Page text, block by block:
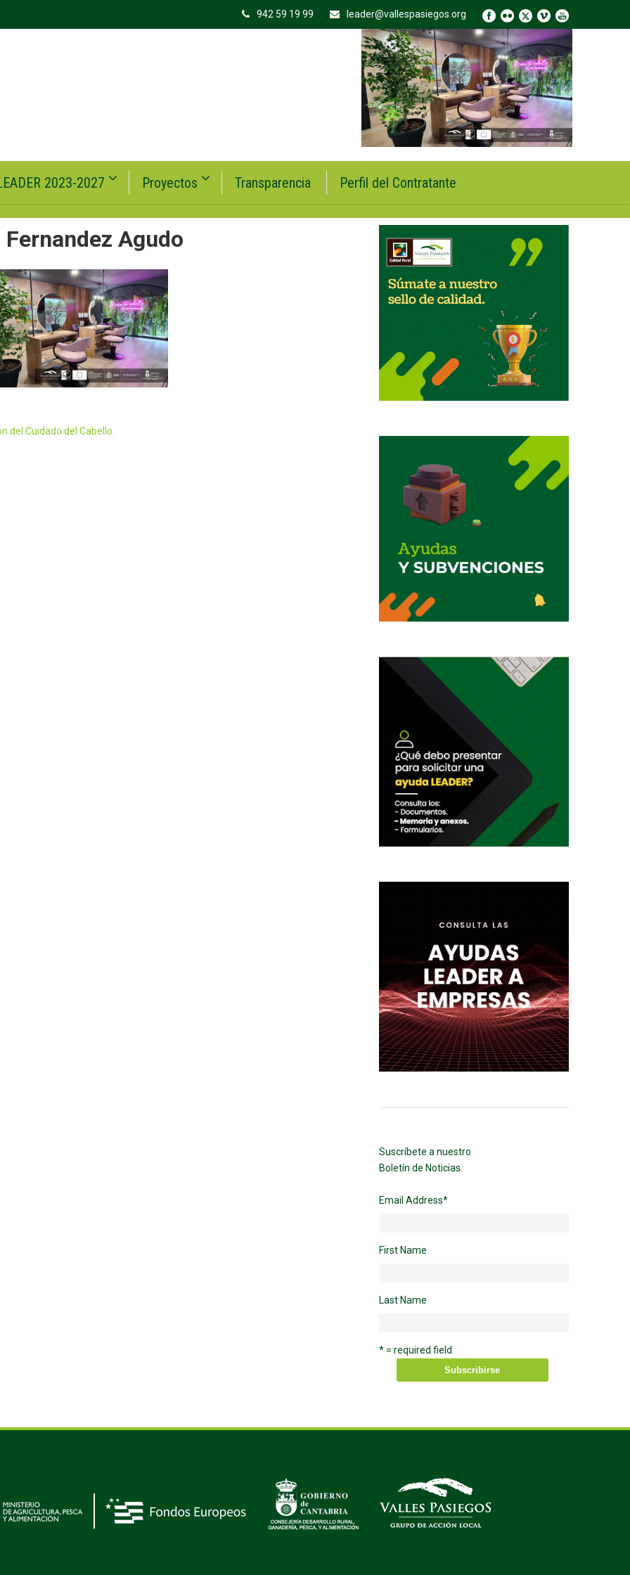
942 59 19 99 leader@vallespasiegos.org
2023-2027 Proyectos Transparencia Perfil del Contratante
Fernandez Agudo
del Cuidado del Cabello.
Suscríbete a nuestro
Boletín de Noticias.
Email Address*
First Name
Last Name
* = required field